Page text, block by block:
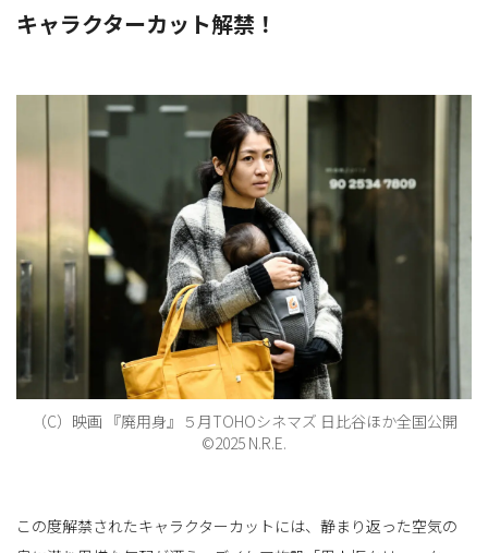
キャラクターカット解禁！
（C）映画 『廃用身』５月TOHOシネマズ 日比谷ほか全国公開
©2025 N.R.E.
この度解禁されたキャラクターカットには、静まり返った空気の